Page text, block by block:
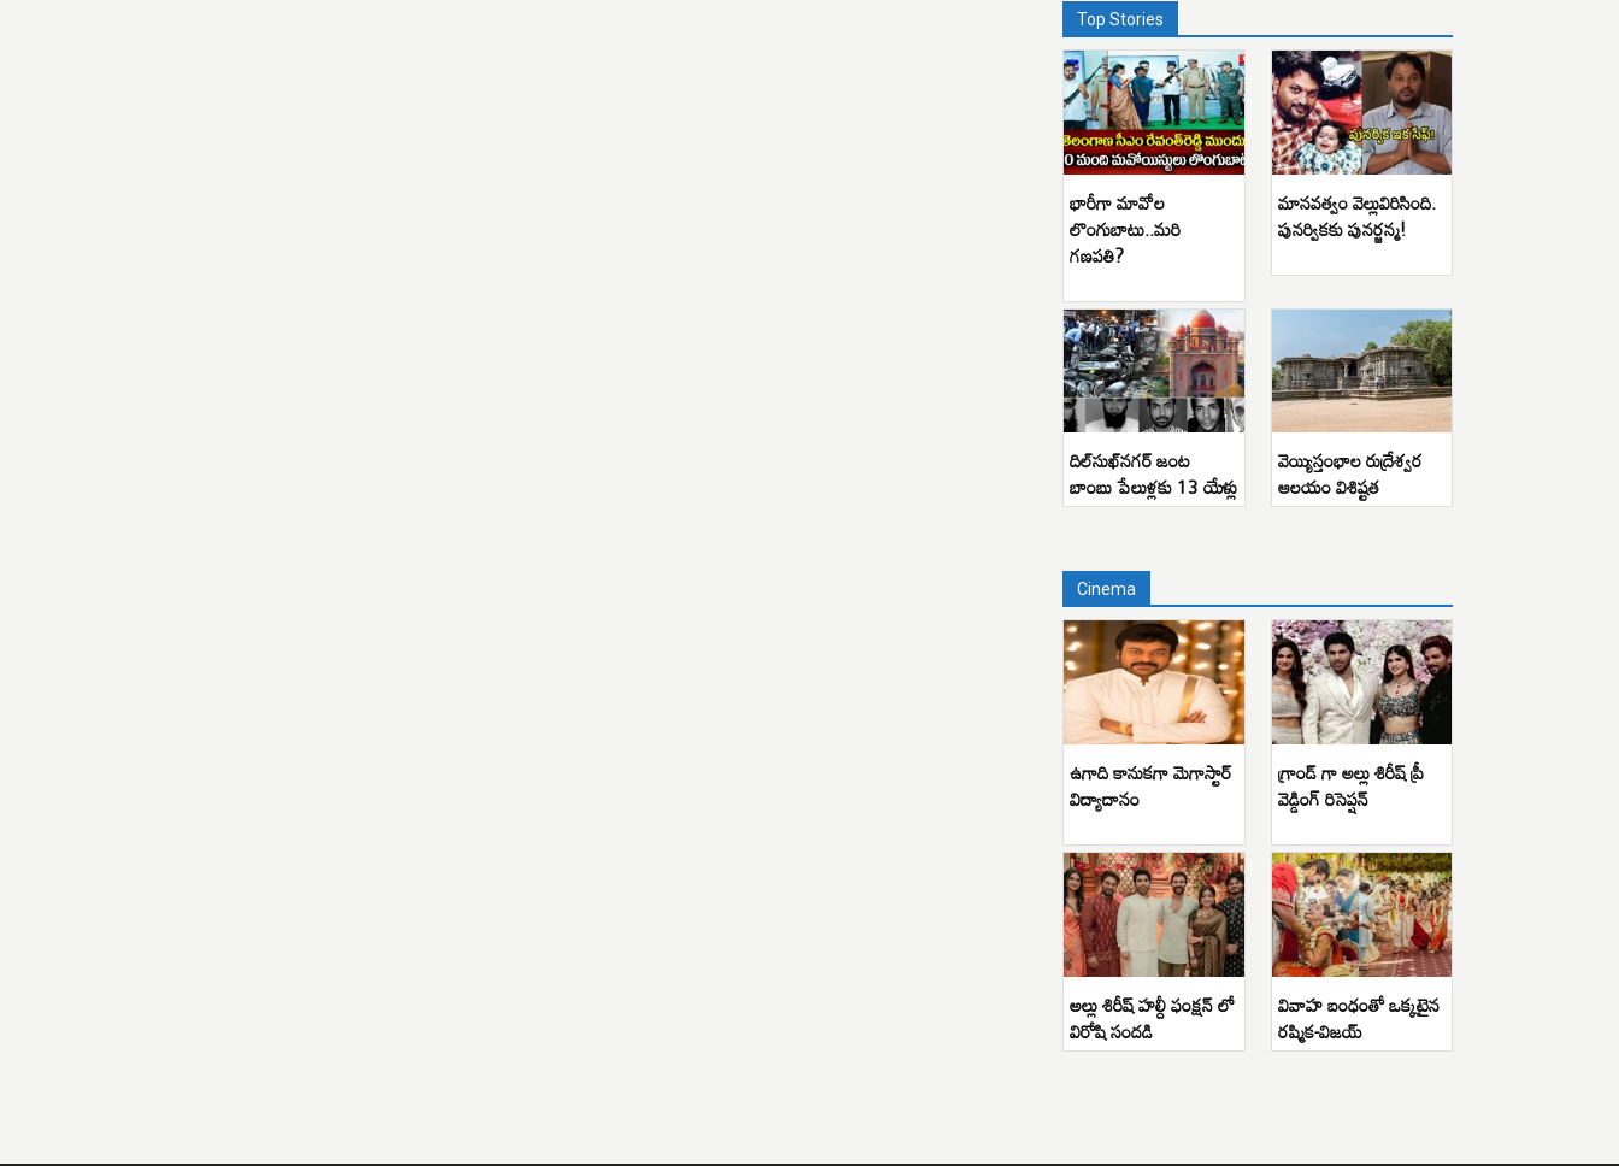
Top Stories
భారీగా మావోల
లొంగుబాటు..మరి
గణపతి?
మానవత్వం వెల్లువిరిసింది.
పునర్వికకు పునర్జన్మ!
దిల్‌సుఖ్‌నగర్ జంట
బాంబు పేలుళ్లకు 13 యేళ్లు
వెయ్యిస్తంభాల రుద్రేశ్వర
ఆలయం విశిష్టత
Cinema
ఉగాది కానుకగా మెగాస్టార్
విద్యాదానం
గ్రాండ్ గా అల్లు శిరీష్ ప్రీ
వెడ్డింగ్ రిసెప్షన్
అల్లు శిరీష్ హల్దీ ఫంక్షన్ లో
విరోషి సందడి
వివాహ బంధంతో ఒక్కటైన
రష్మిక-విజయ్